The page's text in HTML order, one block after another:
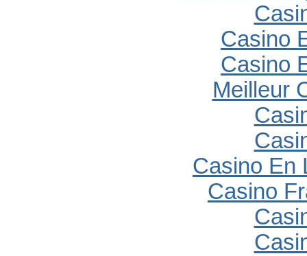
Casino
Casino
Meilleur
Casino En
Casino